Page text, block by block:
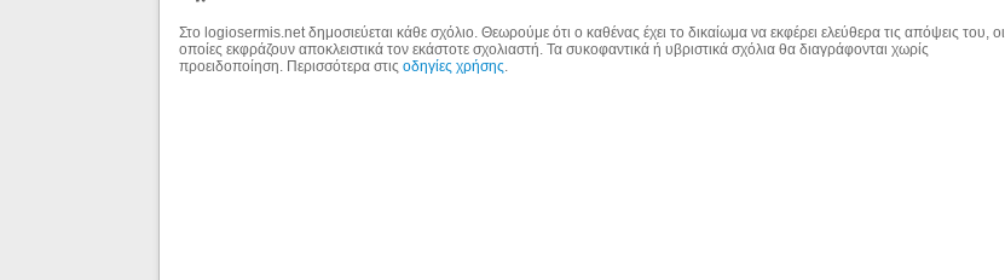
Στο logiosermis.net δημοσιεύεται κάθε σχόλιο. Θεωρούμε ότι ο καθένας έχει το δικαίωμα να εκφέρει ελεύθερα τις απόψεις του, οι
οποίες εκφράζουν αποκλειστικά τον εκάστοτε σχολιαστή. Τα συκοφαντικά ή υβριστικά σχόλια θα διαγράφονται χωρίς
προειδοποίηση. Περισσότερα στιςοδηγίες χρήσης